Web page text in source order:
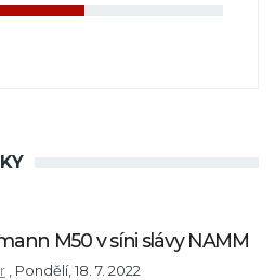
M50 v síni slávy NAMM
Pondělí, 18. 7. 2022